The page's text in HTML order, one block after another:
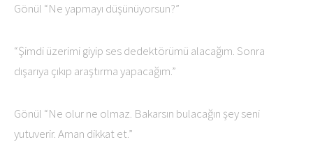
Gönül “Ne yapmayı düşünüyorsun?”
“Şimdi üzerimi giyip ses dedektörümü alacağım. Sonra
dışarıya çıkıp araştırma yapacağım.”
Gönül “Ne olur ne olmaz. Bakarsın bulacağın şey seni
yutuverir. Aman dikkat et.”